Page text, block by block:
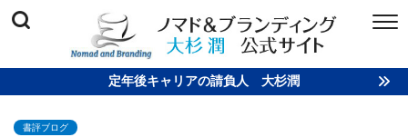
定年後キャリアの請負人 大杉潤
書評ブログ